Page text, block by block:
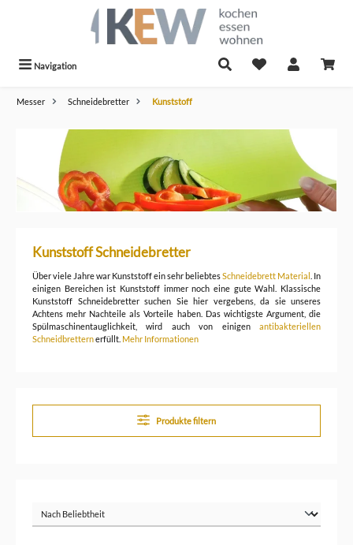
Navigation
Messer Schneidebretter Kunststoff
Kunststoff Schneidebretter
Über viele Jahre war Kunststoff ein sehr beliebtesSchneidebrett Material
. In
einigen Bereichen ist Kunststoff immer noch eine gute Wahl. Klassische
Kunststoff Schneidebretter suchen Sie hier vergebens, da sie unseres
Achtens mehr Nachteile als Vorteile haben. Das wichtigste Argument, die
Spülmaschinentauglichkeit, wird auch von einigen antibakteriellen
Schneidbretternerfüllt. Mehr Informationen
Produkte filtern